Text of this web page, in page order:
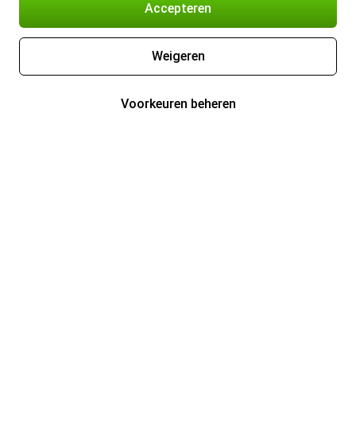
Accepteren
Weigeren
Voorkeuren beheren